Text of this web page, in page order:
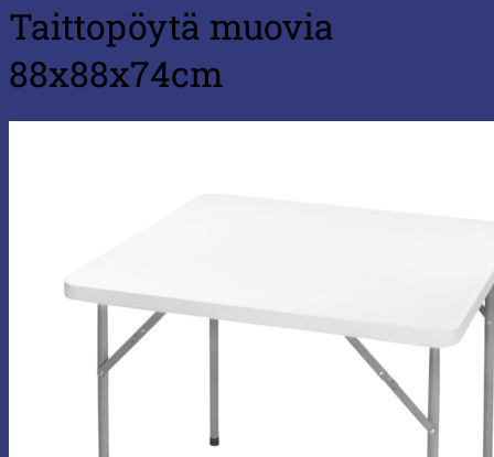
Taittopöytä muovia
88x88x74cm